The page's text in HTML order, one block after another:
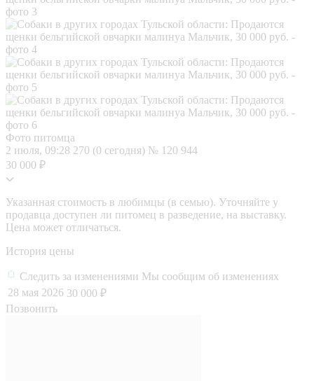
Фото питомца
2 июля, 09:28 270 (0 сегодня) № 120 944
30 000 ₽
Указанная стоимость в любимцы (в семью). Уточняйте у
продавца доступен ли питомец в разведение, на выставку.
Цена может отличаться.
История цены
Следить за изменениями Мы сообщим об изменениях
28 мая 2026 30 000 ₽
Позвонить